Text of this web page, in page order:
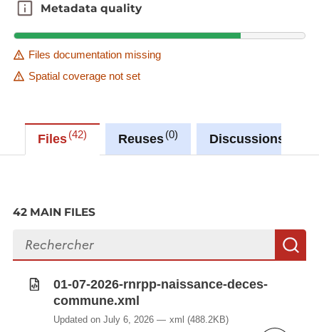
Metadata quality
Metadata quality
Files documentation missing
Spatial coverage not set
Files 42 Reuses 0 Discussions
42 MAIN FILES
Search files
01-07-2026-rnrpp-naissance-deces-
commune.xml
Updated on July 6, 2026 xml (488.2KB)